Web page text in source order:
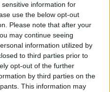
information for
use the below opt-out
Please note that after your
may continue seeing
information utilized by
to third parties prior to
opt-out of the further
by third parties on the
This information may